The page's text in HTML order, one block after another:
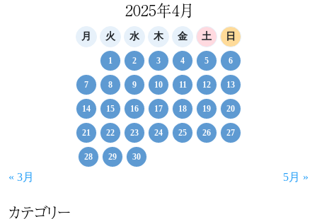
2025年4月
月 火 水 木 金 土 日
1 2 3 4 5 6
7 8 9 10 11 12 13
14 15 16 17 18 19 20
21 22 23 24 25 26 27
28 29 30
« 3月 5月 »
カテゴリー